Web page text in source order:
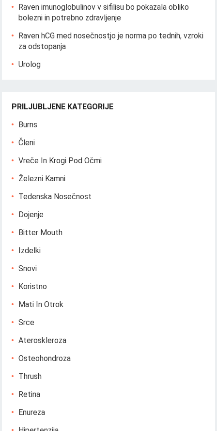
Raven imunoglobulinov v sifilisu bo pokazala obliko
bolezni in potrebno zdravljenje
Raven hCG med nosečnostjo je norma po tednih, vzroki
za odstopanja
Urolog
PRILJUBLJENE KATEGORIJE
Burns
Členi
Vreče In Krogi Pod Očmi
Železni Kamni
Tedenska Nosečnost
Dojenje
Bitter Mouth
Izdelki
Snovi
Koristno
Mati In Otrok
Srce
Ateroskleroza
Osteohondroza
Thrush
Retina
Enureza